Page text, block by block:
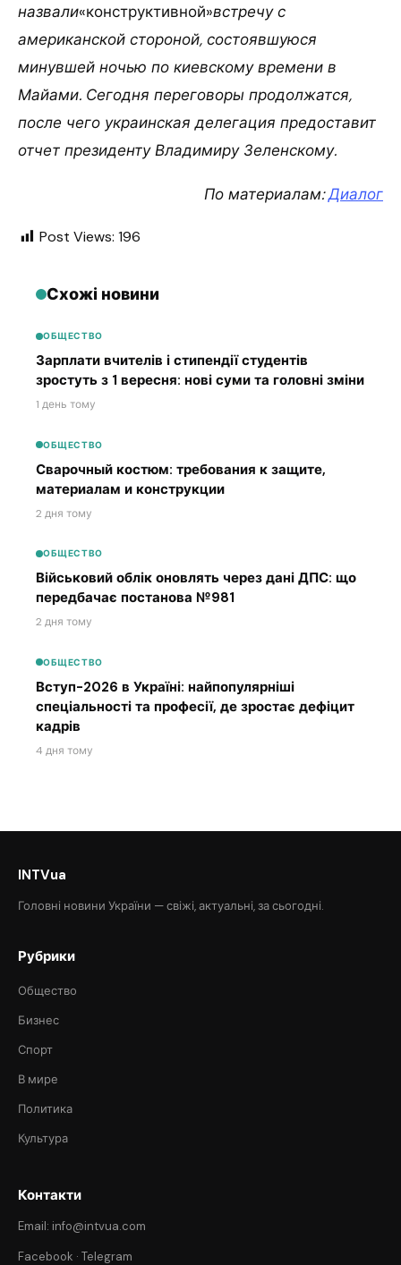
назвали«конструктивной»встречу с
американской стороной, состоявшуюся
минувшей ночью по киевскому времени в
Майами. Сегодня переговоры продолжатся,
после чего украинская делегация предоставит
отчет президенту Владимиру Зеленскому.
По материалам:Диалог
Post Views: 196
Схожі новини
ОБЩЕСТВО
Зарплати вчителів і стипендії студентів
зростуть з 1 вересня: нові суми та головні зміни
1 день тому
ОБЩЕСТВО
Сварочный костюм: требования к защите,
материалам и конструкции
2 дня тому
ОБЩЕСТВО
Військовий облік оновлять через дані ДПС: що
передбачає постанова №981
2 дня тому
ОБЩЕСТВО
Вступ-2026 в Україні: найпопулярніші
спеціальності та професії, де зростає дефіцит
кадрів
4 дня тому
INTVua
Головні новини України — свіжі, актуальні, за сьогодні.
Рубрики
Общество
Бизнес
Спорт
В мире
Политика
Культура
Контакти
Email: info@intvua.com
Facebook · Telegram